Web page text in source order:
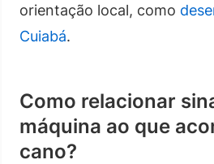
orientação local, como
Cuiabá.
Como relacionar
máquina ao que
cano?